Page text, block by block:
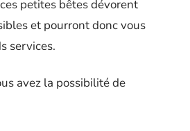
petites bêtes dévorent
et pourront donc vous
services.
avez la possibilité de